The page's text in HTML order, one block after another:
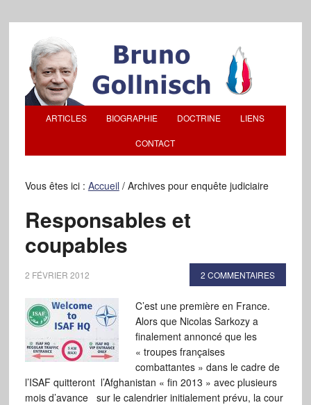
ARTICLES BIOGRAPHIE DOCTRINE LIENS
CONTACT
Vous êtes ici : Accueil /Archives pour enquête judiciaire
Responsables et
coupables
2 FÉVRIER 2012 2 COMMENTAIRES
C’est une première en France.
Alors que Nicolas Sarkozy a
finalement annoncé que les
« troupes françaises
combattantes » dans le cadre de
l’ISAF quitteront l’Afghanistan « fin 2013 » avec plusieurs
mois d’avance sur le calendrier initialement prévu, la cour